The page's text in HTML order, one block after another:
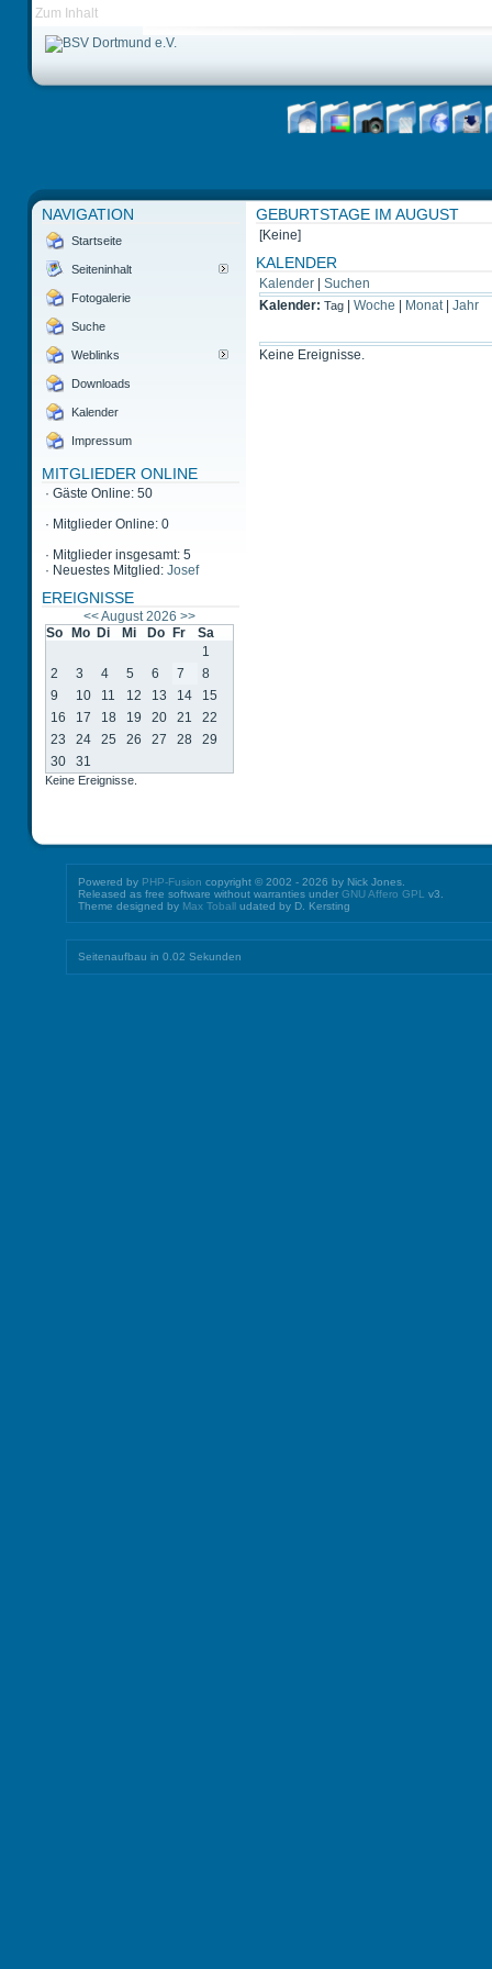
Zum Inhalt
NAVIGATION
Startseite
Seiteninhalt
Fotogalerie
Suche
Weblinks
Downloads
Kalender
Impressum
MITGLIEDER ONLINE
· Gäste Online: 50
· Mitglieder Online: 0
· Mitglieder insgesamt: 5
· Neuestes Mitglied:Josef
EREIGNISSE
<<August 2026 >>
So
Mo Di Mi Do Fr
Sa
1
2
3 4 5 6 7
8
9
10 11 12 13 14
15
16
17 18 19 20 21
22
23
24 25 26 27 28
29
30
31
Keine Ereignisse.
GEBURTSTAGE IM AUGUST
[Keine]
KALENDER
Kalender |Suchen
Kalender: Tag |Woche Monat|Jahr
Keine Ereignisse.
Powered by PHP-Fusion copyright © 2002 - 2026 by Nick Jones.
Released as free software without warranties underGNU Affero GPL
v3.
Theme designed by Max Toball udated by D. Kersting
Seitenaufbau in 0.02 Sekunden